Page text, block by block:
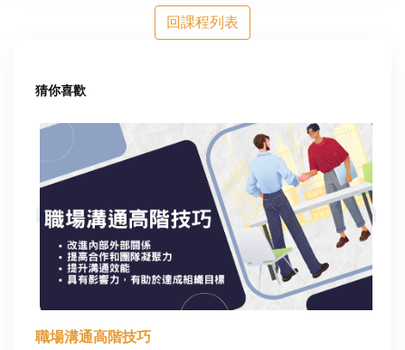
回課程列表
猜你喜歡
職場溝通高階技巧